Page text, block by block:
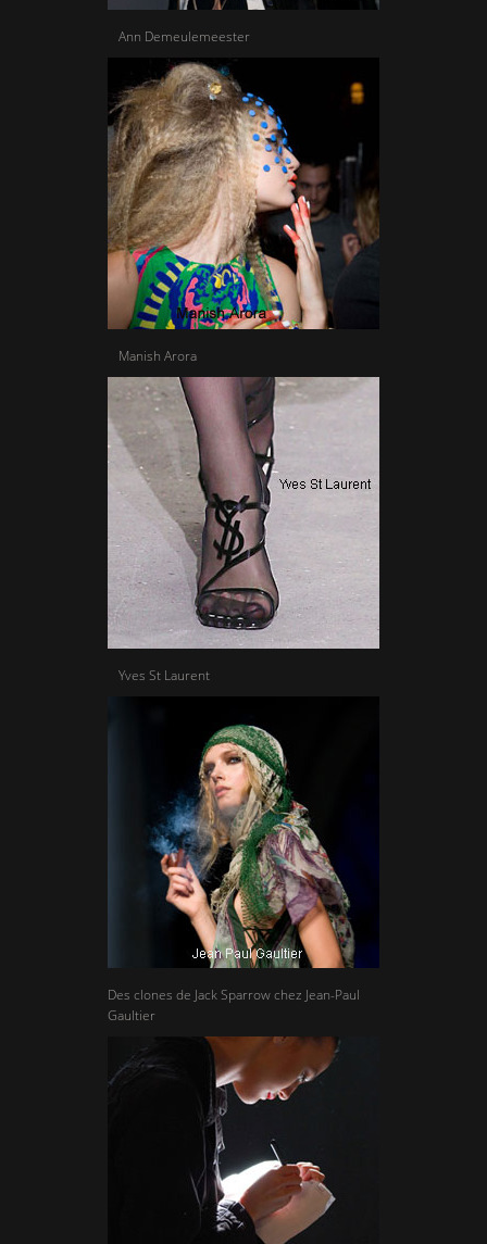
Ann Demeulemeester
Manish Arora
Yves St Laurent
Des clones de Jack Sparrow chez Jean-Paul
Gaultier